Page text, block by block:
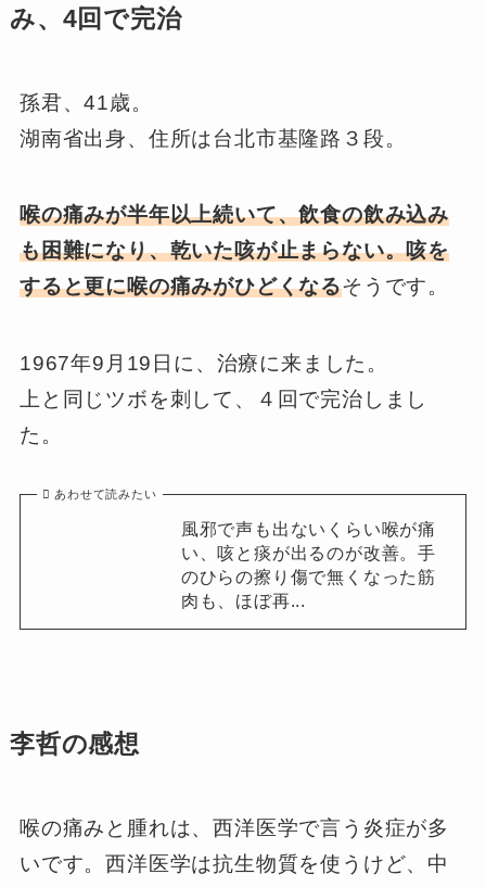
み、4回で完治
孫君、41歳。
湖南省出身、住所は台北市基隆路３段。
喉の痛みが半年以上続いて、飲食の飲み込み
も困難になり、乾いた咳が止まらない。咳を
すると更に喉の痛みがひどくなるそうです。
1967年9月19日に、治療に来ました。
上と同じツボを刺して、４回で完治しまし
た。
あわせて読みたい
風邪で声も出ないくらい喉が痛
い、咳と痰が出るのが改善。手
のひらの擦り傷で無くなった筋
肉も、ほぼ再...
李哲の感想
喉の痛みと腫れは、西洋医学で言う炎症が多
いです。西洋医学は抗生物質を使うけど、中